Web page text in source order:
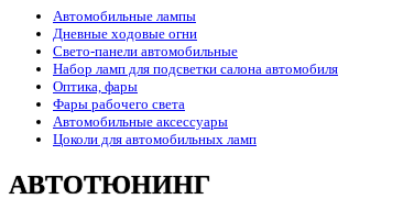
Автомобильные лампы
Дневные ходовые огни
Свето-панели автомобильные
Набор ламп для подсветки салона автомобиля
Оптика, фары
Фары рабочего света
Автомобильные аксессуары
Цоколи для автомобильных ламп
АВТОТЮНИНГ